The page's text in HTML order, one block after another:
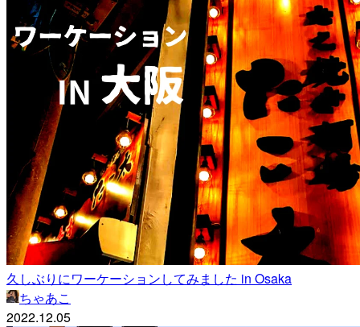
久しぶりにワーケーションしてみました in Osaka
ちゃあこ
2022.12.05